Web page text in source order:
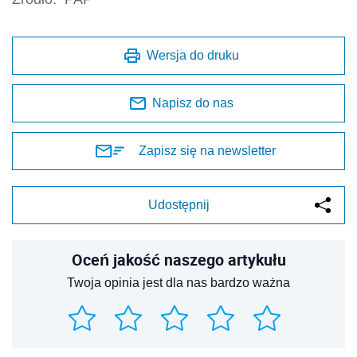
Wersja do druku
Napisz do nas
Zapisz się na newsletter
Udostępnij
Oceń jakość naszego artykułu
Twoja opinia jest dla nas bardzo ważna